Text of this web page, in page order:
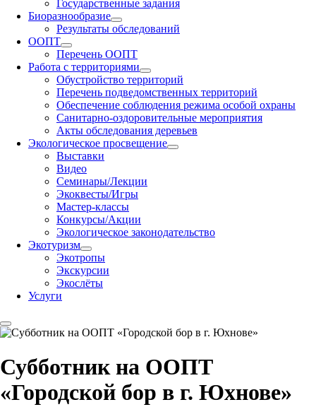
Государственные задания
Биоразнообразие
Результаты обследований
ООПТ
Перечень ООПТ
Работа с территориями
Обустройство территорий
Перечень подведомственных территорий
Обеспечение соблюдения режима особой охраны
Санитарно-оздоровительные мероприятия
Акты обследования деревьев
Экологическое просвещение
Выставки
Видео
Семинары/Лекции
Экоквесты/Игры
Мастер-классы
Конкурсы/Акции
Экологическое законодательство
Экотуризм
Экотропы
Экскурсии
Экослёты
Услуги
Субботник на ООПТ
«Городской бор в г. Юхнове»